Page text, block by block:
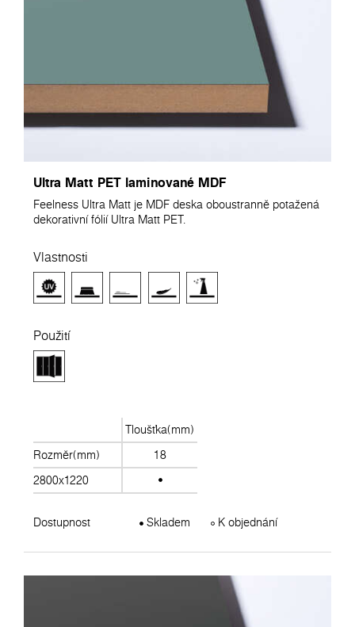
Ultra Matt PET laminované MDF
Feelness Ultra Matt je MDF deska oboustranně potažená
dekorativní fólií Ultra Matt PET.
Vlastnosti
Použití
Tloušťka(mm)
Rozměr(mm)
18
2800x1220
Dostupnost Skladem K objednání